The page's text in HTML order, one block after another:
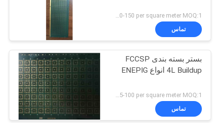
US 120-150 per square meter MOQ:1 متر مربع
تماس
بستر بسته بندی FCCSP
4L Buildup انواع ENEPIG
US 85-100 per square meter MOQ:1 متر مربع
تماس